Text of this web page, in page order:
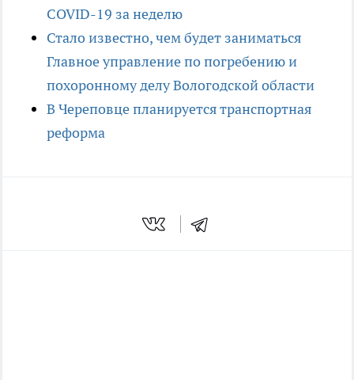
COVID-19 за неделю
Стало известно, чем будет заниматься
Главное управление по погребению и
похоронному делу Вологодской области
В Череповце планируется транспортная
реформа